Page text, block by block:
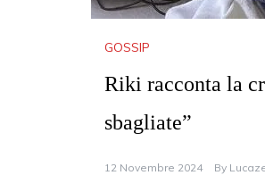
GOSSIP
Riki racconta la
sbagliate”
12 Novembre 2024 By